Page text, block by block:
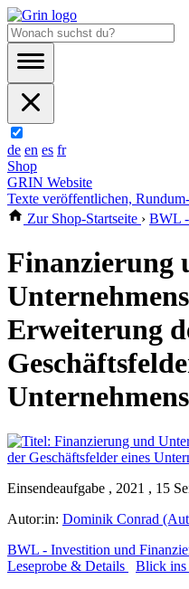
de en es fr
Shop
GRIN Website
Texte veröffentlichen,
Zur Shop-Startseite › BWL
Finanzierung
Erweiterung
Unternehmens
Einsendeaufgabe , 2021 , 15
Autor:in: Dominik Conrad
BWL - Investition und
Leseprobe & Details
Blick ins